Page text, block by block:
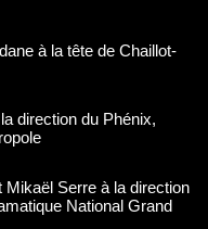
direction du Phénix,
Serre à la direction
National Grand